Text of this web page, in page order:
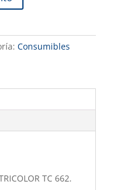
Consumibles
TC 662.